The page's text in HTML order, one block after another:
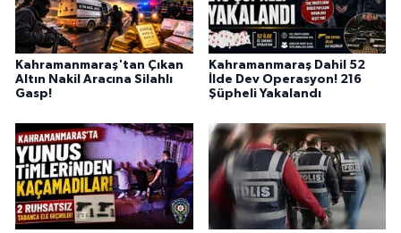
Kahramanmaraş'tan Çıkan
Altın Nakil Aracına Silahlı
Gasp!
Kahramanmaraş Dahil 52
İlde Dev Operasyon! 216
Şüpheli Yakalandı